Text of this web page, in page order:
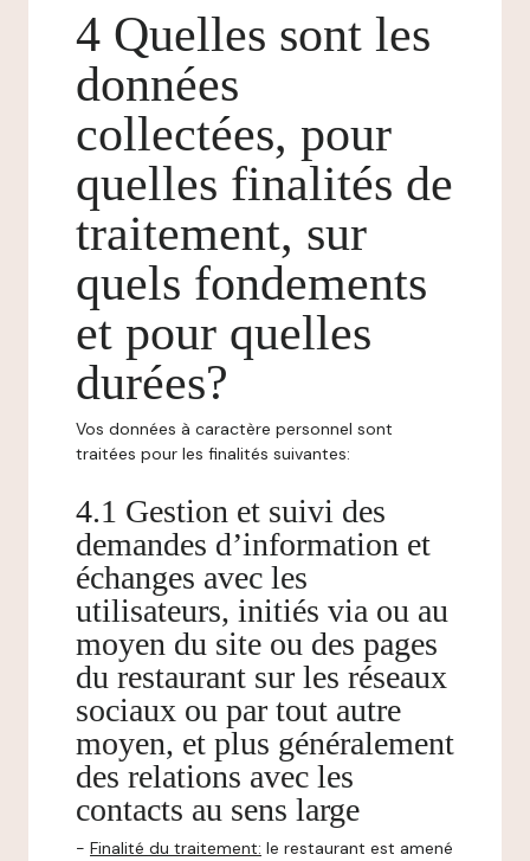
4 Quelles sont les
données
collectées, pour
quelles finalités de
traitement, sur
quels fondements
et pour quelles
durées?
Vos données à caractère personnel sont
traitées pour les finalités suivantes:
4.1 Gestion et suivi des
demandes d’information et
échanges avec les
utilisateurs, initiés via ou au
moyen du site ou des pages
du restaurant sur les réseaux
sociaux ou par tout autre
moyen, et plus généralement
des relations avec les
contacts au sens large
- Finalité du traitement: le restaurant est amené